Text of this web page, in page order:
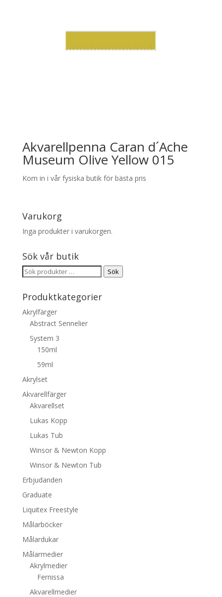
Akvarellpenna Caran d´Ache
Museum Olive Yellow 015
Kom in i vår fysiska butik för bästa pris
Varukorg
Inga produkter i varukorgen.
Sök vår butik
Sök
Sök
Produktkategorier
Akrylfärger
Abstract Sennelier
System 3
150ml
59ml
Akrylset
Akvarellfärger
Akvarellset
Lukas Kopp
Lukas Tub
Winsor & Newton Kopp
Winsor & Newton Tub
Erbjudanden
Graduate
Liquitex Freestyle
Målarböcker
Målardukar
Målarmedier
Akrylmedier
Fernissa
Akvarellmedier